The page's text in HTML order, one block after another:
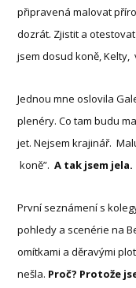
připravená malovat
dozrát. Zjistit a
jsem dosud koně, Kelty,
Jednou mne oslovila
plenéry. Co tam budu
jet. Nejsem krajinář.
koně”.A tak jsem jela.
První seznámení s
pohledy a scenérie na
omítkami a děravými
nešla. Proč? Protože